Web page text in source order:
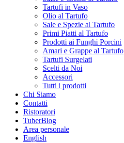
Tartufi in Vaso
Olio al Tartufo
Sale e Spezie al Tartufo
Primi Piatti al Tartufo
Prodotti ai Funghi Porcini
Amari e Grappe al Tartufo
Tartufi Surgelati
Scelti da Noi
Accessori
Tutti i prodotti
Chi Siamo
Contatti
Ristoratori
TuberBlog
Area personale
English